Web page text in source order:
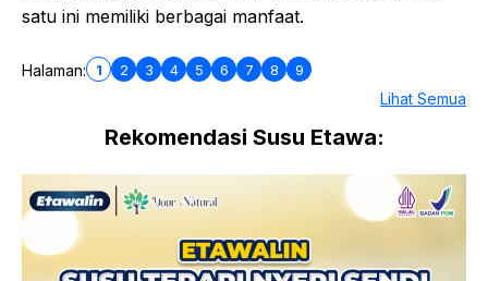
satu ini memiliki berbagai manfaat.
Halaman: 1 2 3 4 5 6 7 8 9
Lihat Semua
Rekomendasi Susu Etawa: